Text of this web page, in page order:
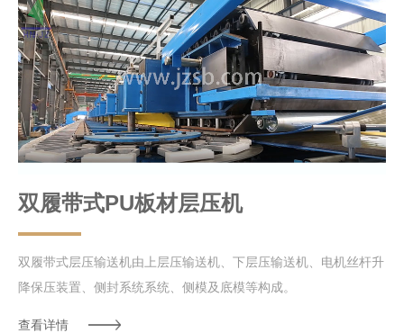
双履带式PU板材层压机
双履带式层压输送机由上层压输送机、下层压输送机、电机丝杆升
降保压装置、侧封系统系统、侧模及底模等构成。
查看详情